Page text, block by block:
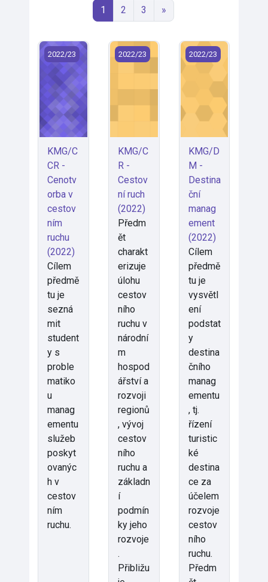
1 Seite 1
2 Seite 2
3 Seite 3
»
KMG/CCR - Cenotvorba v cestovním ruchu (2022)
2022/23
KMG/C
CR -
Cenotv
orba v
cestov
ním
ruchu
(2022)
Cílem
předmě
tu je
sezná
mit
student
y s
proble
matiko
u
manag
ementu
služeb
poskyt
ovanýc
h v
cestov
ním
ruchu.
KMG/CR - Cestovní ruch (2022)
2022/23
KMG/C
R -
Cestov
ní ruch
(2022)
Předm
ět
charakt
erizuje
úlohu
cestov
ního
ruchu v
národní
m
hospod
ářství a
rozvoji
regionů
, vývoj
cestov
ního
ruchu a
základn
í
podmín
ky jeho
rozvoje
.
Přibližu
KMG/DM -
2022/23
KMG/D
M -
Destina
ční
manag
ement
(2022)
Cílem
předmě
tu je
vysvětl
ení
podstat
y
destina
čního
manag
ementu
, tj.
řízení
turistic
ké
destina
ce za
účelem
rozvoje
cestov
ního
ruchu.
Předm